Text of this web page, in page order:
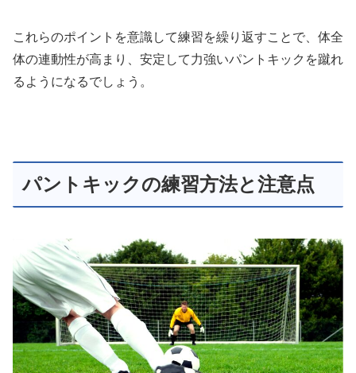
これらのポイントを意識して練習を繰り返すことで、体全
体の連動性が高まり、安定して力強いパントキックを蹴れ
るようになるでしょう。
パントキックの練習方法と注意点